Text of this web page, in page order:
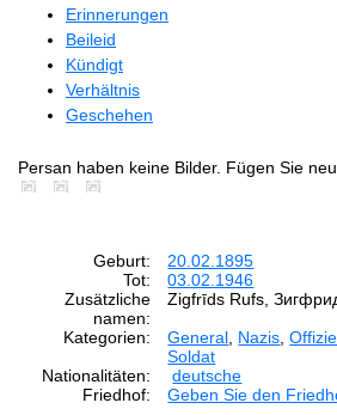
Erinnerungen
Beileid
Kündigt
Verhältnis
Geschehen
Persan haben keine Bilder. Fügen Sie
Geburt:
20.02.1895
Tot:
03.02.1946
Zusätzliche
namen:
Zigfrīds Rufs,
Kategorien:
General Nazis ,
Soldat
Nationalitäten:
deutsche
Friedhof:
Geben Sie den